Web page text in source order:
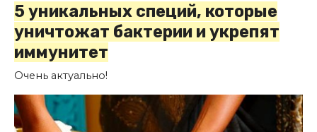
5 уникальных специй, которые
уничтожат бактерии и укрепят
иммунитет
Очень актуально!